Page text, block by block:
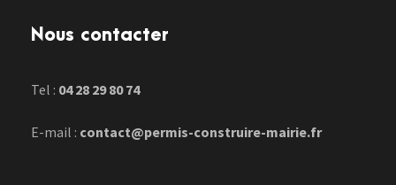
Nous contacter
Tel : 04 28 29 80 74
E-mail : contact@permis-construire-mairie.fr